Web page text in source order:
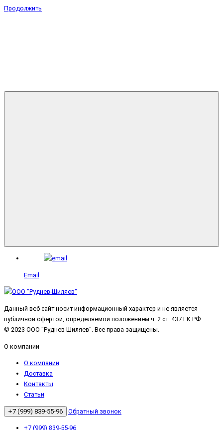
Продолжить
Email
Данный веб-сайт носит информационный характер и не является
публичной офертой, определяемой положением ч. 2 ст. 437 ГК РФ.
© 2023 ООО "Руднев-Шиляев". Все права защищены.
О компании
О компании
Доставка
Контакты
Статьи
+7 (999) 839-55-96 Обратный звонок
+7 (999) 839-55-96